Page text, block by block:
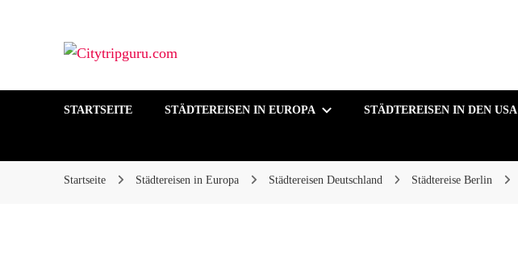
STARTSEITE STÄDTEREISEN IN EUROPA STÄDTEREISEN IN DEN USA
Startseite Städtereisen in Europa Städtereisen Deutschland Städtereise Berlin